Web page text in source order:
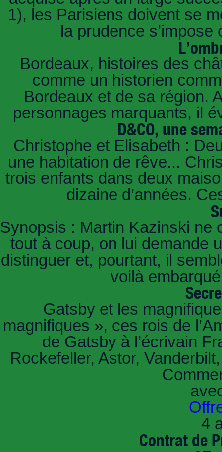
1), les Parisiens doivent se
la prudence
Bordeaux, histoires des
comme un historien
Bordeaux et de sa région.
personnages marquants, il
D&CO, une
Christophe et Elisabeth :
une habitation de rêve...
trois enfants dans deux
dizaine d’années.
Synopsis : Martin Kazinski ne
tout à coup, on lui demande
distinguer et, pourtant, il
voilà
Gatsby et les
magnifiques », ces rois de
de Gatsby à l’écrivain
Rockefeller, Astor,
4
Contrat de